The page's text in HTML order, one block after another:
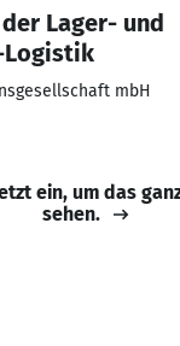
Lager- und
Logistik
mbH
ein, um das
sehen.